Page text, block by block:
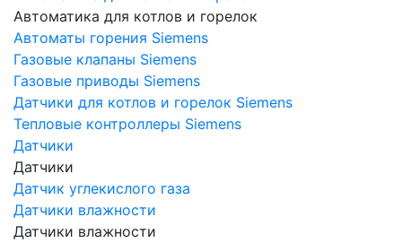
Автоматика для котлов и горелок
Автоматы горения Siemens
Газовые клапаны Siemens
Газовые приводы Siemens
Датчики для котлов и горелок Siemens
Тепловые контроллеры Siemens
Датчики
Датчики
Датчик углекислого газа
Датчики влажности
Датчики влажности